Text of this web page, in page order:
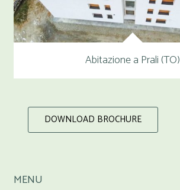
Abitazione a Prali (TO)
DOWNLOAD BROCHURE
MENU